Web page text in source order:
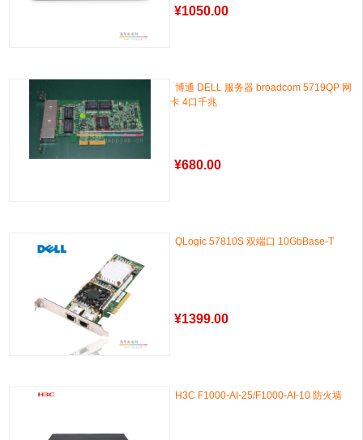
¥1050.00
博通 DELL 服务器 broadcom 5719QP 网
卡 4口千兆
¥680.00
QLogic 57810S 双端口 10GbBase-T
¥1399.00
H3C F1000-AI-25/F1000-AI-10 防火墙